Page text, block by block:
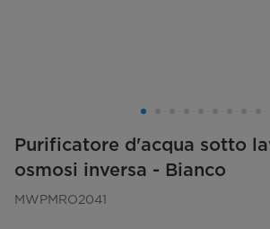
Purificatore d'acqua sotto
osmosi inversa - Bianco
MWPMRO2041